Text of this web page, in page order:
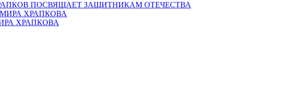
ПОСВЯЩАЕТ ЗАЩИТНИКАМ ОТЕЧЕСТВА
ХРАПКОВА